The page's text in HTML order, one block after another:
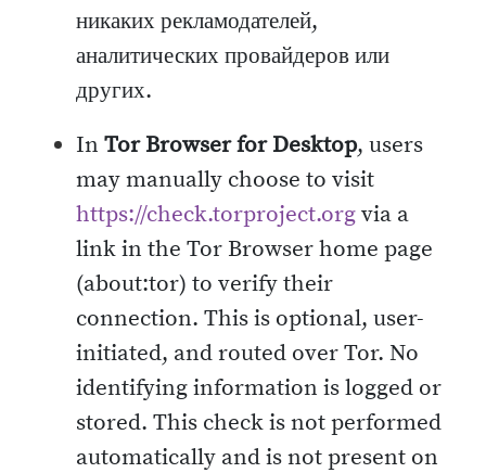
никаких рекламодателей,
аналитических провайдеров или
других.
In Tor Browser for Desktop, users
may manually choose to visit
https://check.torproject.orgvia a
link in the Tor Browser home page
(about:tor) to verify their
connection. This is optional, user-
initiated, and routed over Tor. No
identifying information is logged or
stored. This check is not performed
automatically and is not present on